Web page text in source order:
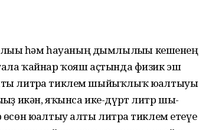
һәм һауаның дымлылығы кеше­нең
ҡайнар ҡояш аҫтында физик эш
литрға тиклем шыйыҡлыҡ юғалтыуы
икән, яҡынса ике-дүрт литр шы­
юғалтыу алты литрға тиклем етеүе